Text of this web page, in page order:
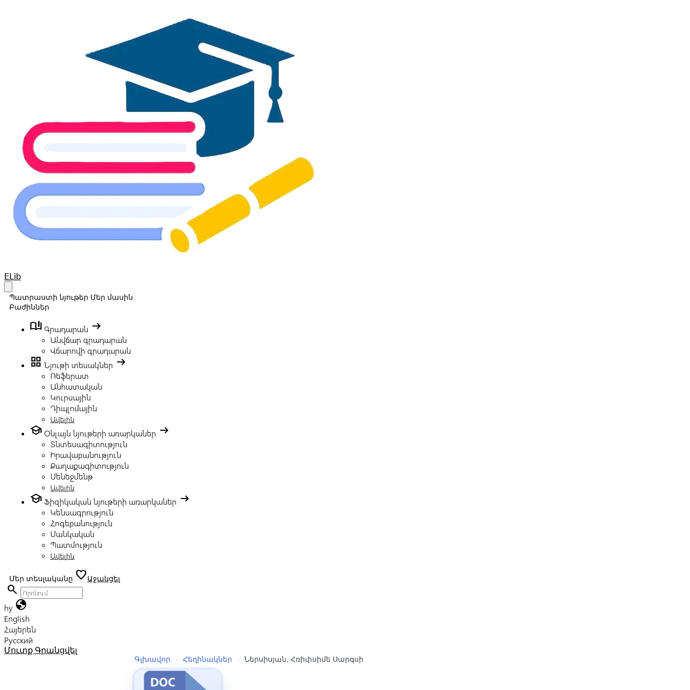
Your Company
ELib
Պատրաստի նյութեր Մեր մասին
Բաժիններ
book_ribbon Գրադարան arrow_right_alt
Անվճար գրադարան
Վճարովի գրադարան
grid_view Նյութի տեսակներ arrow_right_alt
Ռեֆերատ
Անհատական
Կուրսային
Դիպլոմային
Ավելին
school Օնլայն նյութերի առարկաներ arrow_right_alt
Տնտեսագիտություն
Իրավաբանություն
Քաղաքագիտություն
Մենեջմենթ
Ավելին
school Ֆիզիկական նյութերի առարկաներ arrow_right_alt
Կենսագրություն
Հոգեբանություն
Մանկական
Պատմություն
Ավելին
Մեր տեսլականը favoriteԱջակցել
search
hy globe
English
Հայերեն
Русский
Մուտք Գրանցվել
Գլխավոր › Հեղինակներ › Ներսիսյան, Հռիփսիմե Սարգսի